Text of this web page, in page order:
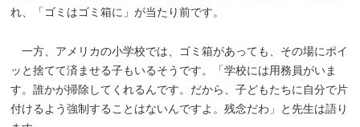
れ、「ゴミはゴミ箱に」が当たり前です。
一方、アメリカの小学校では、ゴミ箱があっても、その場にポイ
ッと捨てて済ませる子もいるそうです。「学校には用務員がいま
す。誰かが掃除してくれるんです。だから、子どもたちに自分で片
付けるよう強制することはないんですよ。残念だわ」と先生は語り